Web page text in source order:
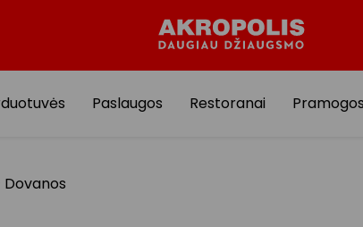
Paslaugos Restoranai Pramogos
Dovanos